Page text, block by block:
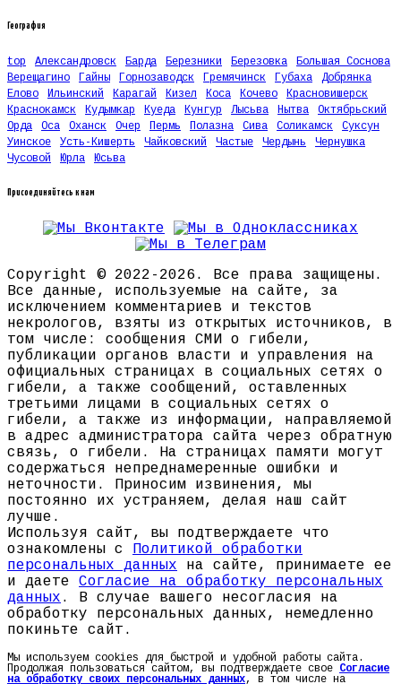
География
top Александровск Барда Березники Березовка
Большая Соснова
Верещагино
Гайны Горнозаводск Гремячинск Губаха
Добрянка
Елово
Ильинский Карагай Кизел Коса Кочево
Красновишерск
Краснокамск
Кудымкар Куеда Кунгур Лысьва Нытва
Октябрьский
Орда
Оса Оханск Очер Пермь Полазна Сива Соликамск
Суксун
Уинское
Усть-Кишерть Чайковский Частые Чердынь
Чернушка
Чусовой
Юрла Юсьва
Присоединяйтесь к нам
Copyright © 2022-2026. Все права защищены.
Все данные, используемые на сайте, за
исключением комментариев и текстов
некрологов, взяты из открытых источников, в
том числе: сообщения СМИ о гибели,
публикации органов власти и управления на
официальных страницах в социальных сетях о
гибели, а также сообщений, оставленных
третьими лицами в социальных сетях о
гибели, а также из информации, направляемой
в адрес администратора сайта через обратную
связь, о гибели. На страницах памяти могут
содержаться непреднамеренные ошибки и
неточности. Приносим извинения, мы
постоянно их устраняем, делая наш сайт
лучше.
Используя сайт, вы подтверждаете что
ознакомлены с Политикой обработки
персональных данных на сайте, принимаете ее
и даете Согласие на обработку персональных
данных . В случае вашего несогласия на
обработку персональных данных, немедленно
покиньте сайт.
Мы используем cookies для быстрой и удобной работы сайта.
Продолжая пользоваться сайтом, вы подтверждаете свое Согласие
на обработку своих персональных данных, в том числе на